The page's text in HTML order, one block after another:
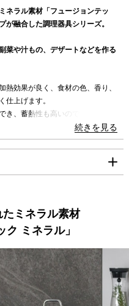
卒ご了承賜りますよう
ジット決済のみのご利用となりま
ご利用可能です。
ン、ローソン、
ファミリーマー
トップ、デイリーヤマザキ、セイ
ネラル素材「フュージョンテッ
が融合した調理器具シリーズ。
菜や汁もの、デザートなどを作る
熱効果が良く、食材の色、香り、
仕上げます。
き、蓄熱性も高いので食材の旨み
材本来の栄養、旨みをそのまま味
くくお手入れも簡単。
も軽量（従来品から更に約20%
ル素材だから冷蔵庫での保存が可
続きを見る
：175
（mm）：330
（mm）：75
mm）：120
）：1,160
）：1,500
ミネラル素材
ク ミネラル」